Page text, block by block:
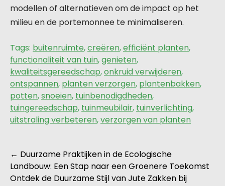
modellen of alternatieven om de impact op het
milieu en de portemonnee te minimaliseren.
Tags: buitenruimte,creëren,efficiënt planten,
functionaliteit van tuin,genieten,
kwaliteitsgereedschap,onkruid verwijderen,
ontspannen, planten verzorgen, plantenbakken,
potten,snoeien, tuinbenodigdheden,
tuingereedschap, tuinmeubilair, tuinverlichting,
uitstraling verbeteren,verzorgen van planten
Berichtnavigatie
← Duurzame Praktijken in de Ecologische
Landbouw: Een Stap naar een Groenere Toekomst
Ontdek de Duurzame Stijl van Jute Zakken bij